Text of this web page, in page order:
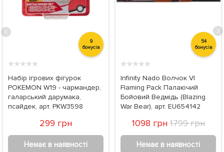
9
бонусів
★★★★★
Набір ігрових фігурок
POKEMON W19 - чармандер,
галарський дарумака,
псайдек, арт. PKW3598
299 грн
Немає в наявності
54
бонусів
★★★★★
Infinity Nado Волчок VI
Flaming Pack Палаючий
Бойовий Ведмідь (Blazing
War Bear), арт. EU654142
1098 грн1799 грн
Немає в наявності